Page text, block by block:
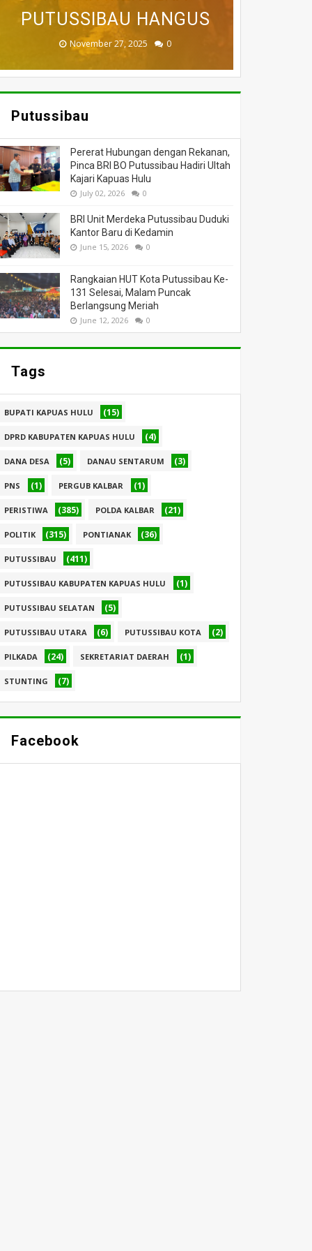
DUNIA
July 05, 2026 0
PUTUSSIBAU HANGUS
November 27, 2025 0
BADAU BERI BANTUAN
March 26, 2025 0
DILALAP API
March 13, 2025 0
MASSA
February 18, 2025 0
Putussibau
Pererat Hubungan dengan Rekanan,
Pinca BRI BO Putussibau Hadiri Ultah
Kajari Kapuas Hulu
July 02, 2026 0
BRI Unit Merdeka Putussibau Duduki
Kantor Baru di Kedamin
June 15, 2026 0
Rangkaian HUT Kota Putussibau Ke-
131 Selesai, Malam Puncak
Berlangsung Meriah
June 12, 2026 0
Tags
BUPATI KAPUAS HULU (15)
DPRD KABUPATEN KAPUAS HULU (4)
DANA DESA (5) DANAU SENTARUM (3)
PNS (1) PERGUB KALBAR (1)
PERISTIWA (385) POLDA KALBAR (21)
POLITIK (315) PONTIANAK (36)
PUTUSSIBAU (411)
PUTUSSIBAU KABUPATEN KAPUAS HULU (1)
PUTUSSIBAU SELATAN (5)
PUTUSSIBAU UTARA (6) PUTUSSIBAU KOTA (2)
PILKADA (24) SEKRETARIAT DAERAH (1)
STUNTING (7)
Facebook